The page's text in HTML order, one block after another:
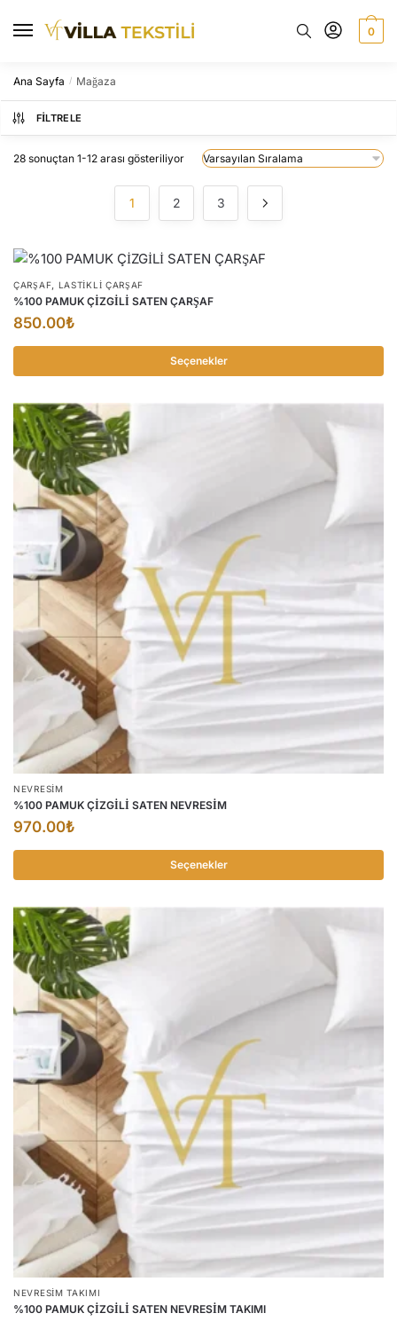
0
Ana Sayfa / Mağaza
FILTRELE
28 sonuçtan 1-12 arası gösteriliyor
1 2 3
ÇARŞAF, LASTİKLİ ÇARŞAF
%100 PAMUK ÇİZGİLİ SATEN ÇARŞAF
850.00₺
Seçenekler
ürünün
birden
fazla
varyasyonu
Seçenekler
sayfasından
seçilebilir
NEVRESIM
%100 PAMUK ÇİZGİLİ SATEN NEVRESİM
970.00₺
Seçenekler
ürünün
birden
fazla
varyasyonu
Seçenekler
sayfasından
seçilebilir
NEVRESİM TAKIMI
%100 PAMUK ÇİZGİLİ SATEN NEVRESİM TAKIMI